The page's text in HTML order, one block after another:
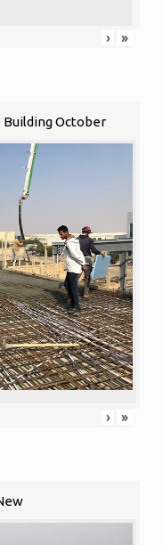
› »
Building October
› »